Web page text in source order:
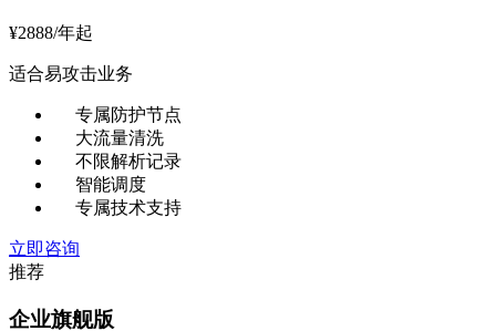
¥2888/年起
适合易攻击业务
专属防护节点
大流量清洗
不限解析记录
智能调度
专属技术支持
立即咨询
推荐
企业旗舰版